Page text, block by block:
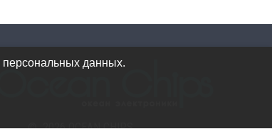
персональных данных.